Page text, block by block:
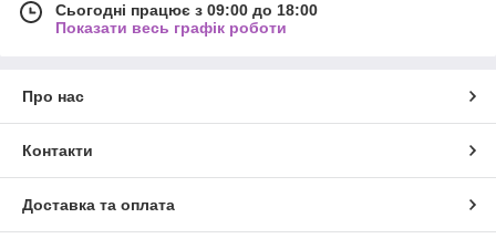
Сьогодні працює з 09:00 до 18:00
Показати весь графік роботи
Про нас
Контакти
Доставка та оплата